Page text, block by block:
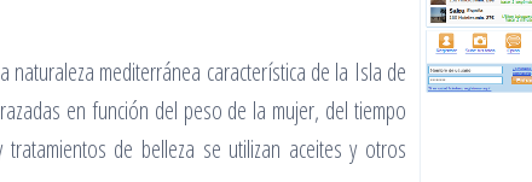
mediterránea característica de la Isla de
en función del peso de la mujer, del tiempo
de belleza se utilizan aceites y otros